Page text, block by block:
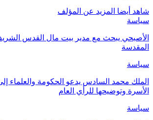
شاهد أيضا المزيد عن المؤلف
سياسة
الأصبحي يبحث مع مدير بيت مال القدس
المقدسة
سياسة
الملك محمد السادس يدعو الحكومة والعلماء
الأسرة وتوضيحها للرأي العام
سياسة